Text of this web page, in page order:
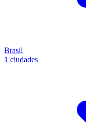
Brasil
1 ciudades